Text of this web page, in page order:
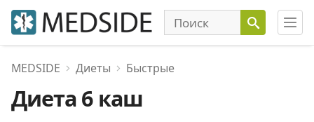
MEDSIDE Диеты Быстрые
Диета 6 каш